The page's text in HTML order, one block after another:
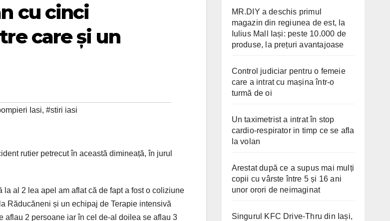
cu cinci
care și un
Iasi, #stiri iasi
rutier petrecut în această dimineață, în jurul
al 2 lea apel am aflat că de fapt a fost o coliziune
Răducăneni și un echipaj de Terapie intensivă
aflau 2 persoane iar în cel de-al doilea se aflau 3
MR.DIY a deschis primul
magazin din regiunea de est, la
Iulius Mall Iași: peste 10.000 de
produse, la prețuri avantajoase
Control judiciar pentru o femeie
care a intrat cu mașina într-o
turmă de oi
Un taximetrist a intrat în stop
cardio-respirator in timp ce se afla
la volan
Arestat după ce a supus mai mulți
copii cu vârste între 5 și 16 ani
unor orori de neimaginat
Singurul KFC Drive-Thru din Iași,